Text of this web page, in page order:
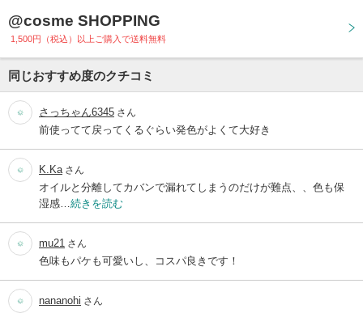
@cosme SHOPPING
1,500円（税込）以上ご購入で送料無料
同じおすすめ度のクチコミ
さっちゃん6345 さん
前使ってて戻ってくるぐらい発色がよくて大好き
K.Ka さん
オイルと分離してカバンで漏れてしまうのだけが難点、、色も保
湿感… 続きを読む
mu21 さん
色味もパケも可愛いし、コスパ良きです！
nananohi さん